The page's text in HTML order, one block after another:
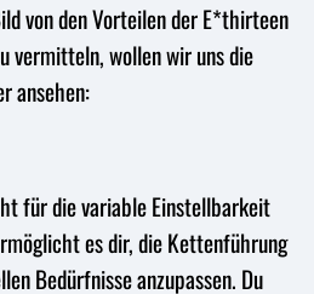
von den Vorteilen der E*thirteen
vermitteln, wollen wir uns die
ansehen:
für die variable Einstellbarkeit
es dir, die Kettenführung
Bedürfnisse anzupassen. Du